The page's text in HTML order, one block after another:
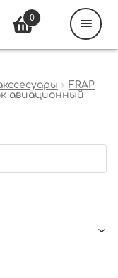
FRAP
авиационный
0